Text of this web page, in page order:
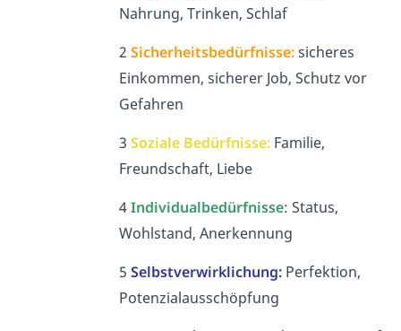
Nahrung, Trinken, Schlaf
2 Sicherheitsbedürfnisse:sicheres
Einkommen, sicherer Job, Schutz vor
Gefahren
3 Soziale Bedürfnisse: Familie,
Freundschaft, Liebe
4Individualbedürfnisse: Status,
Wohlstand, Anerkennung
5Selbstverwirklichung: Perfektion,
Potenzialausschöpfung